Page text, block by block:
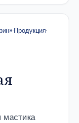
·Продукция·
мастика